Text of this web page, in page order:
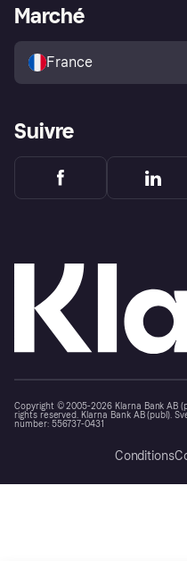
Explorez les magasins
Politique de protection de
l’acheteur Klarna
Portail Marchand
Marché
France
Suivre
Copyright © 2005-2026 Klarna Bank AB
rights reserved. Klarna Bank AB (publ).
number: 556737-0431
Conditions